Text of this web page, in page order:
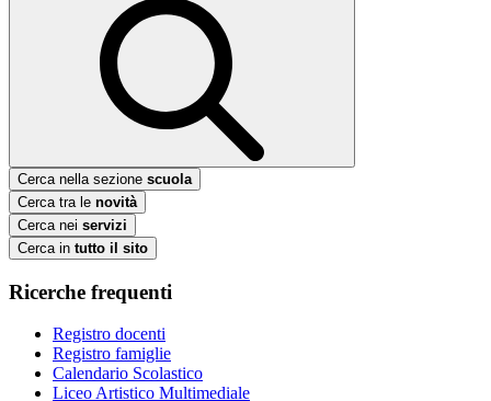
Cerca nella sezione scuola
Cerca tra le novità
Cerca nei servizi
Cerca in tutto il sito
Ricerche frequenti
Registro docenti
Registro famiglie
Calendario Scolastico
Liceo Artistico Multimediale